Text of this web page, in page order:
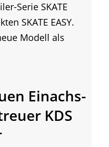
Serie SKATE
SKATE EASY.
Modell als
Einachs-
KDS